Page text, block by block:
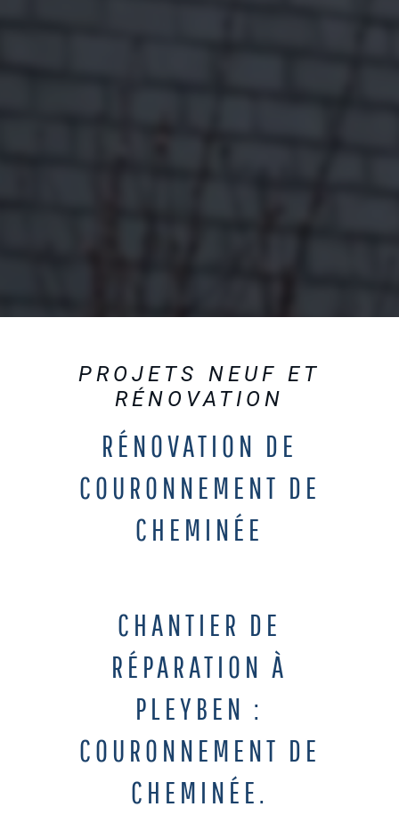
PROJETS NEUF ET
RÉNOVATION
RÉNOVATION DE
COURONNEMENT DE
CHEMINÉE
CHANTIER DE
RÉPARATION À
PLEYBEN :
COURONNEMENT DE
CHEMINÉE.